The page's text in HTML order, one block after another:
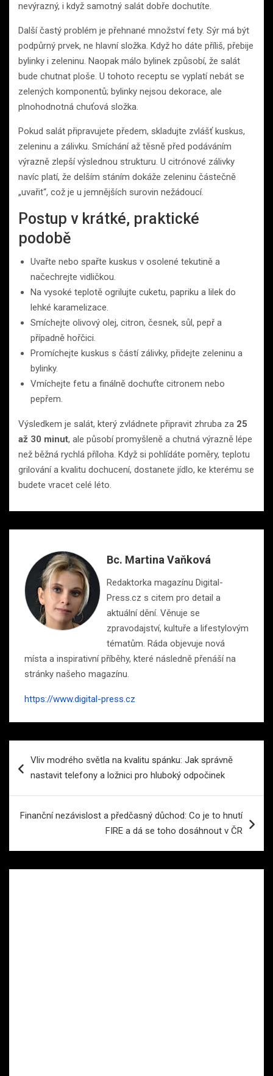
nevýrazný, i když samotný salát dobře dochutíte.
Další častý problém je přehnané množství fety. Sýr má být
podpůrný prvek, ne hlavní složka. Když ho dáte příliš, přebije
bylinky i zeleninu. Naopak málo bylinek způsobí, že salát
bude chutnat ploše. U tohoto receptu se vyplatí nebát se
zelených komponentů; bylinky nejsou dekorace, ale
plnohodnotná chuťová složka.
Pokud salát připravujete předem, skladujte zvlášť kuskus,
zeleninu a zálivku. Smíchání až těsně před podáváním
výrazně zlepší výslednou strukturu. U citrónové zálivky
navíc platí, že delším stáním dokáže zeleninu částečně
„uvařit“, což je u jemnějších surovin nežádoucí.
Postup v krátké, praktické
podobě
Uvařte nebo spařte kuskus v osolené tekutině a
načechrejte vidličkou.
Na vysoké teplotě ogrilujte cuketu, papriku a lilek do
lehké karamelizace.
Smíchejte olivový olej, citron, česnek, sůl, pepř a
případně hořčici.
Promíchejte kuskus s částí zálivky, přidejte zeleninu a
bylinky.
Vmíchejte fetu a finálně dochuťte citronem nebo
pepřem.
Výsledkem je salát, který zvládnete připravit zhruba za 25
až 30 minut, ale působí promyšleně a chutná výrazně lépe
než běžná rychlá příloha. Když si pohlídáte poměry, teplotu
grilování a kvalitu dochucení, dostanete jídlo, ke kterému se
budete vracet celé léto.
Bc. Martina Vaňková
Redaktorka magazínu Digital-
Press.cz s citem pro detail a
aktuální dění. Věnuje se
zpravodajství, kultuře a lifestylovým
tématům. Ráda objevuje nová
místa a inspirativní příběhy, které následně přenáší na
stránky našeho magazínu.
https://www.digital-press.cz
proVliv modrého světla na kvalitu spánku: Jak správně
nastavit telefony a ložnici pro hluboký odpočinek
Finanční nezávislost a předčasný důchod: Co je to hnutí
FIRE a dá se toho dosáhnout v ČR